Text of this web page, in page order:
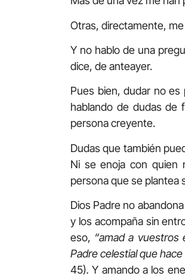
Otras, directamente,
Y no hablo de una
dice, de anteayer.
Pues bien, dudar no
hablando de dudas de
persona creyente.
Dudas que también
Ni se enoja con quien
persona que se plantea
Dios Padre no
y los acompaña sin
eso, “amad a vuestros
Padre celestial que
45). Y amando a los